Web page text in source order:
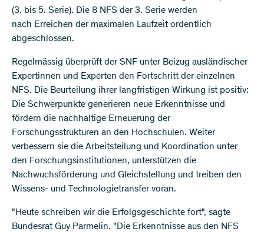
(3. bis 5. Serie). Die 8 NFS der 3. Serie werden
nach Erreichen der maximalen Laufzeit ordentlich
abgeschlossen.
Regelmässig überprüft der SNF unter Beizug ausländischer
Expertinnen und Experten den Fortschritt der einzelnen
NFS. Die Beurteilung ihrer langfristigen Wirkung ist positiv:
Die Schwerpunkte generieren neue Erkenntnisse und
fördern die nachhaltige Erneuerung der
Forschungsstrukturen an den Hochschulen. Weiter
verbessern sie die Arbeitsteilung und Koordination unter
den Forschungsinstitutionen, unterstützen die
Nachwuchsförderung und Gleichstellung und treiben den
Wissens- und Technologietransfer voran.
"Heute schreiben wir die Erfolgsgeschichte fort", sagte
Bundesrat Guy Parmelin. "Die Erkenntnisse aus den NFS